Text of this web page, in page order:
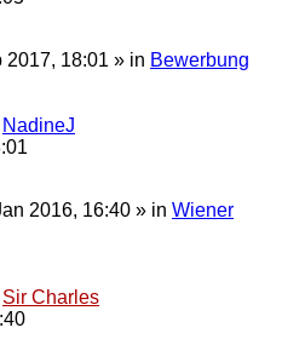
2017, 18:01 » in Bewerbung
NadineJ
2016, 16:40 » in Wiener
Sir Charles